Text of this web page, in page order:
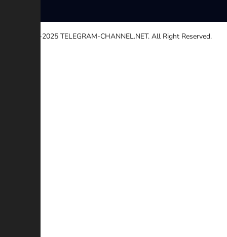
© 2020-2025 TELEGRAM-CHANNEL.NET. All Right Reserved.